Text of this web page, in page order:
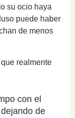
su ocio haya
puede haber
de menos
realmente
con el
de